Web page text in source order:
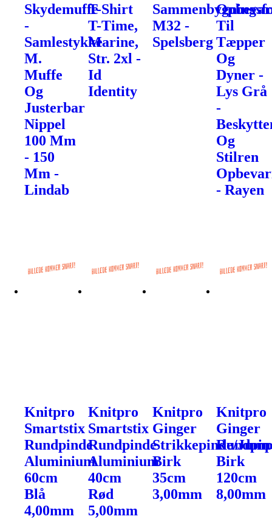
Skydemuffe
-
Samlestykke
M.
Muffe
Og
Justerbar
Nippel
100 Mm
- 150
Mm -
Lindab
T-Shirt
T-Time,
Marine,
Str. 2xl -
Id
Identity
M32 -
Spelsberg
Til
Tæpper
Og
Dyner -
Lys Grå
-
Og
Stilren
- Rayen
Knitpro
Smartstix
Rundpinde
Aluminium
60cm
Blå
4,00mm
Knitpro
Smartstix
Rundpinde
Aluminium
40cm
Rød
5,00mm
Knitpro
Ginger
Strikkepinde/
Birk
35cm
3,00mm
Knitpro
Ginger
Birk
120cm
8,00mm